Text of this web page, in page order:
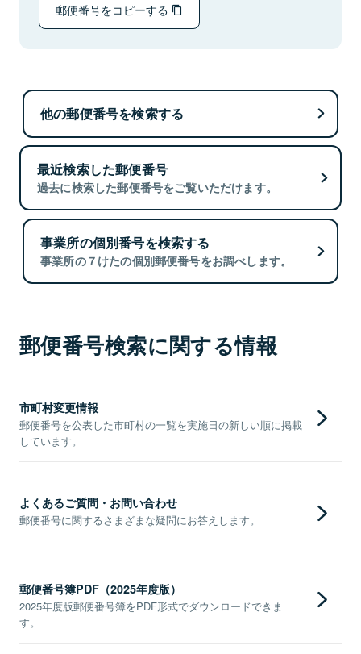
郵便番号をコピーする
他の郵便番号を検索する
最近検索した郵便番号
過去に検索した郵便番号をご覧いただけます。
事業所の個別番号を検索する
事業所の７けたの個別郵便番号をお調べします。
郵便番号検索に関する情報
市町村変更情報
郵便番号を公表した市町村の一覧を実施日の新しい順に掲載
しています。
よくあるご質問・お問い合わせ
郵便番号に関するさまざまな疑問にお答えします。
郵便番号簿PDF（2025年度版）
2025年度版郵便番号簿をPDF形式でダウンロードできま
す。